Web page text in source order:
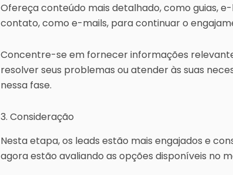
Ofereça conteúdo mais detalhado, como guias,
contato, como e-mails, para continuar o
Concentre-se em fornecer informações
resolver seus problemas ou atender às suas
nessa fase.
3. Consideração
Nesta etapa, os leads estão mais engajados e
agora estão avaliando as opções disponíveis no